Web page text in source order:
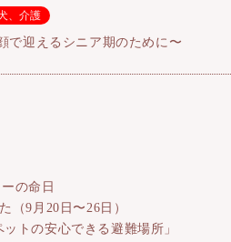
、介護
で迎えるシニア期のために〜
の命日
（9月20日〜26日）
トの安心できる避難場所」